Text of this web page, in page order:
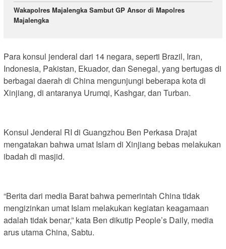
Wakapolres Majalengka Sambut GP Ansor di Mapolres
Majalengka
Para konsul jenderal dari 14 negara, seperti Brazil, Iran,
Indonesia, Pakistan, Ekuador, dan Senegal, yang bertugas di
berbagai daerah di China mengunjungi beberapa kota di
Xinjiang, di antaranya Urumqi, Kashgar, dan Turban.
Konsul Jenderal RI di Guangzhou Ben Perkasa Drajat
mengatakan bahwa umat Islam di Xinjiang bebas melakukan
ibadah di masjid.
“Berita dari media Barat bahwa pemerintah China tidak
mengizinkan umat Islam melakukan kegiatan keagamaan
adalah tidak benar,” kata Ben dikutip People’s Daily, media
arus utama China, Sabtu.